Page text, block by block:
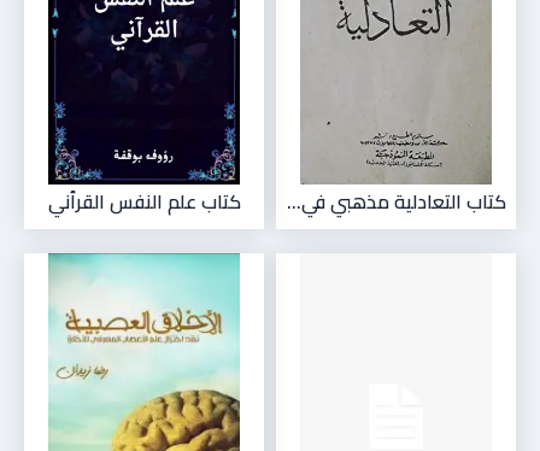
كتاب التعادلية مذهبي في... كتاب علم النفس القرٱني